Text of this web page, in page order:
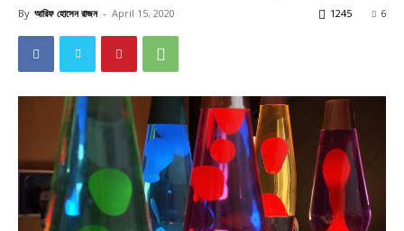
By আরিফ হোসেন রাজন - April 15, 2020 6
1245